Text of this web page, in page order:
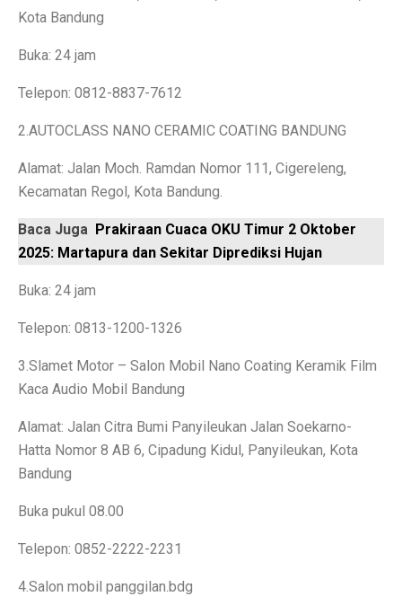
TECNO Pova 6 Pro 5G: Gaming Murah dengan
Perbandingan Vivo Y28, Y03t, dan X100: HP
Pesan Awal iPhone 17 Mulai Oktober–November 2025
Contoh Soal Matematika SMA Lengkap dengan
Ternyata Ini Rasanya Punya Interpreter AI di Telinga
Elon Musk Pecahkan Rekor Kekayaan, Jadi Orang
Proyek Meta Raksasa: Pusat Data AI Seluas 70
HP Stylish dengan Fitur Lengkap? TECNO Spark 20
Pahami Perbedaan Kesehatan Baterai dan Cycle Count
Permintaan Batubara Diperkirakan Pulih di Akhir
Kota Bandung
Buka: 24 jam
Telepon: 0812-8837-7612
2.AUTOCLASS NANO CERAMIC COATING BANDUNG
Alamat: Jalan Moch. Ramdan Nomor 111, Cigereleng,
Kecamatan Regol, Kota Bandung.
Baca Juga Prakiraan Cuaca OKU Timur 2 Oktober
2025: Martapura dan Sekitar Diprediksi Hujan
Buka: 24 jam
Telepon: 0813-1200-1326
3.Slamet Motor – Salon Mobil Nano Coating Keramik Film
Kaca Audio Mobil Bandung
Alamat: Jalan Citra Bumi Panyileukan Jalan Soekarno-
Hatta Nomor 8 AB 6, Cipadung Kidul, Panyileukan, Kota
Bandung
Buka pukul 08.00
Telepon: 0852-2222-2231
4.Salon mobil panggilan.bdg